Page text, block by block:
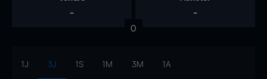
- -
0
1J 3J 1S 1M 3M 1A